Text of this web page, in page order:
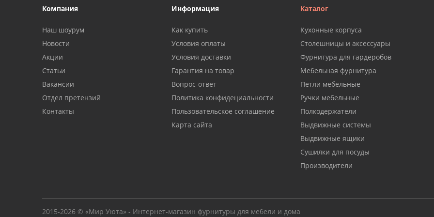
Компания
Наш шоурум
Новости
Акции
Статьи
Вакансии
Отдел претензий
Контакты
Информация
Как купить
Условия оплаты
Условия доставки
Гарантия на товар
Вопрос-ответ
Политика конфидециальности
Пользовательское соглашение
Карта сайта
Каталог
Кухонные корпуса
Столешницы и аксессуары
Фурнитура для гардеробов
Мебельная фурнитура
Петли мебельные
Ручки мебельные
Полкодержатели
Выдвижные системы
Выдвижные ящики
Сушилки для посуды
Производители
2015-2026 © «Мир Уюта» - Интернет-магазин фурнитуры для мебели и дома